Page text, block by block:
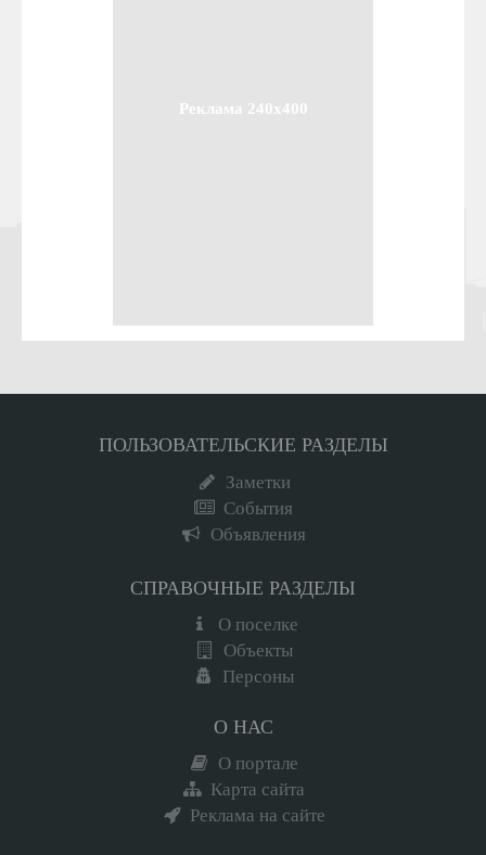
Реклама 240x400
ПОЛЬЗОВАТЕЛЬСКИЕ РАЗДЕЛЫ
Заметки
События
Объявления
СПРАВОЧНЫЕ РАЗДЕЛЫ
О поселке
Объекты
Персоны
О НАС
О портале
Карта сайта
Реклама на сайте